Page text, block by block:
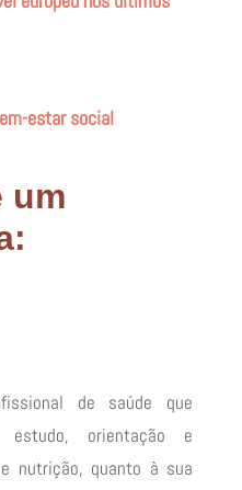
estar social
um
de saúde que
estudo, orientação e
nutrição, quanto à sua